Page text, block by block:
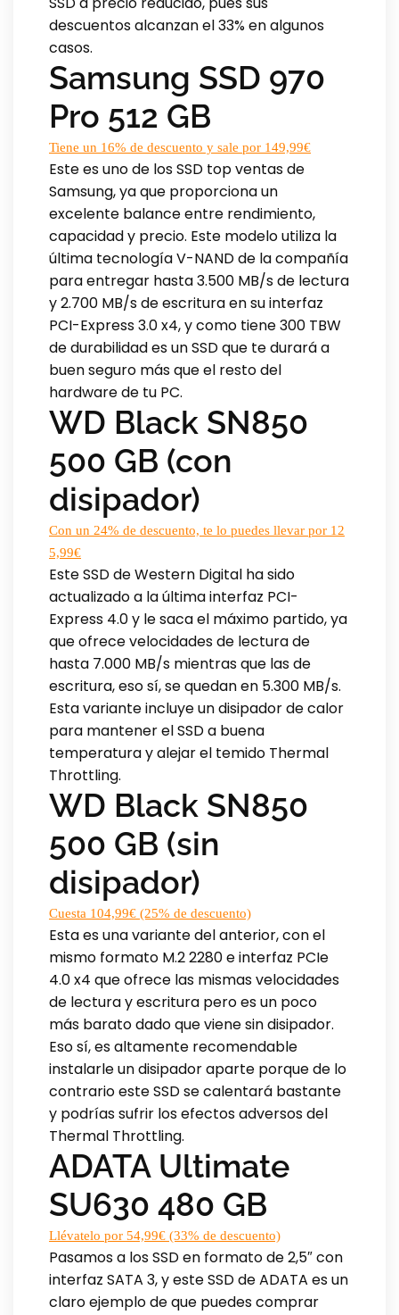
descuentos alcanzan el 33% en algunos
casos.
Samsung SSD 970
Pro 512 GB
Tiene un 16% de descuento y sale por 149,99€
Este es uno de los SSD top ventas de
Samsung, ya que proporciona un
excelente balance entre rendimiento,
capacidad y precio. Este modelo utiliza la
última tecnología V-NAND de la compañía
para entregar hasta 3.500 MB/s de lectura
y 2.700 MB/s de escritura en su interfaz
PCI-Express 3.0 x4, y como tiene 300 TBW
de durabilidad es un SSD que te durará a
buen seguro más que el resto del
hardware de tu PC.
WD Black SN850
500 GB (con
disipador)
Con un 24% de descuento, te lo puedes llevar por 12
5,99€
Este SSD de Western Digital ha sido
actualizado a la última interfaz PCI-
Express 4.0 y le saca el máximo partido, ya
que ofrece velocidades de lectura de
hasta 7.000 MB/s mientras que las de
escritura, eso sí, se quedan en 5.300 MB/s.
Esta variante incluye un disipador de calor
para mantener el SSD a buena
temperatura y alejar el temido Thermal
Throttling.
WD Black SN850
500 GB (sin
disipador)
Cuesta 104,99€ (25% de descuento)
Esta es una variante del anterior, con el
mismo formato M.2 2280 e interfaz PCIe
4.0 x4 que ofrece las mismas velocidades
de lectura y escritura pero es un poco
más barato dado que viene sin disipador.
Eso sí, es altamente recomendable
instalarle un disipador aparte porque de lo
contrario este SSD se calentará bastante
y podrías sufrir los efectos adversos del
Thermal Throttling.
ADATA Ultimate
SU630 480 GB
Llévatelo por 54,99€ (33% de descuento)
Pasamos a los SSD en formato de 2,5″ con
interfaz SATA 3, y este SSD de ADATA es un
claro ejemplo de que puedes comprar